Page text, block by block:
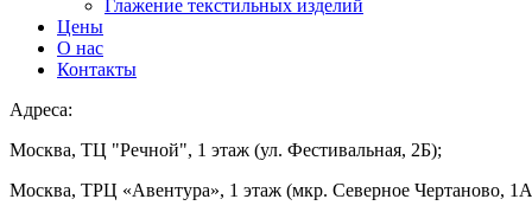
Глажение текстильных изделий
Цены
О нас
Контакты
Адреса:
Москва, ТЦ "Речной", 1 этаж (ул. Фестивальная, 2Б);
Москва, ТРЦ «Авентура», 1 этаж (мкр. Северное Чертаново,